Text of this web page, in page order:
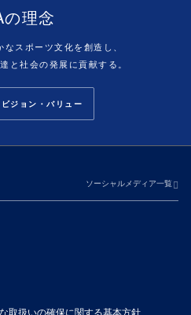
理念
スポーツ文化を創造し、
と社会の発展に貢献する。
ジョン・バリュー
ソーシャルメディア一覧
取扱いの確保に関する基本方針